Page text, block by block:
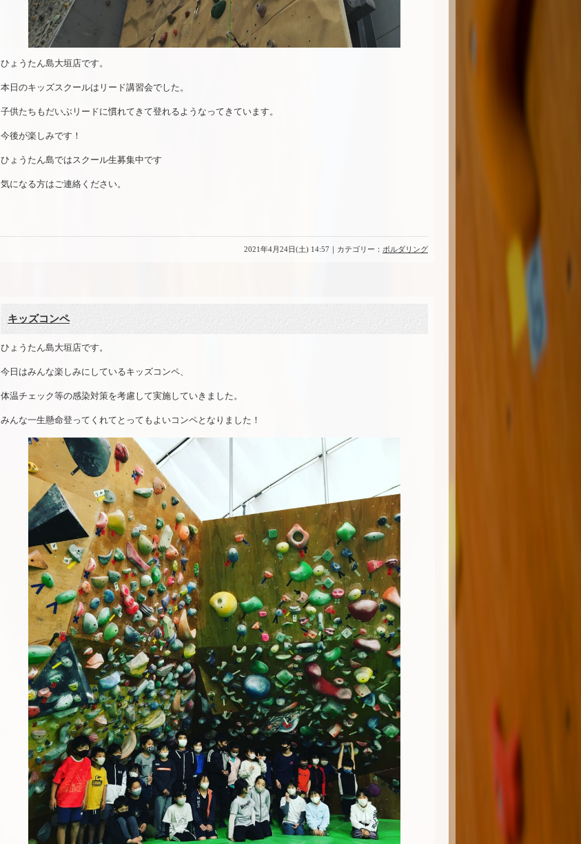
ひょうたん島大垣店です。
本日のキッズスクールはリード講習会でした。
子供たちもだいぶリードに慣れてきて登れるようなってきています。
今後が楽しみです！
ひょうたん島ではスクール生募集中です
気になる方はご連絡ください。
2021年4月24日(土) 14:57｜カテゴリー： ボルダリング
キッズコンペ
ひょうたん島大垣店です。
今日はみんな楽しみにしているキッズコンペ、
体温チェック等の感染対策を考慮して実施していきました。
みんな一生懸命登ってくれてとってもよいコンペとなりました！